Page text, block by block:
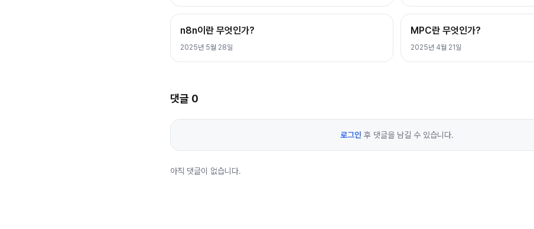
n8n이란 무엇인가?
2025년 5월 28일
MPC란 무엇인가?
2025년 4월 21일
댓글 0
로그인 후 댓글을 남길 수 있습니다.
아직 댓글이 없습니다.